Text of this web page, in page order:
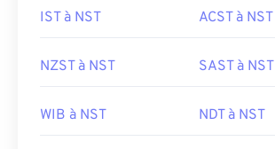
IST à NST ACST à NST
NZST à NST SAST à NST
WIB à NST NDT à NST